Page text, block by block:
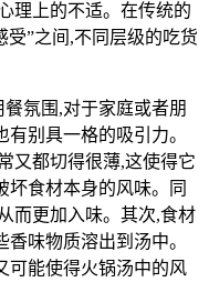
理上的不适。在传统的
受”之间,不同层级的吃货
氛围,对于家庭或者朋
别具一格的吸引力。
又都切得很薄,这使得它
坏食材本身的风味。同
而更加入味。其次,食材
味物质溶出到汤中。
可能使得火锅汤中的风